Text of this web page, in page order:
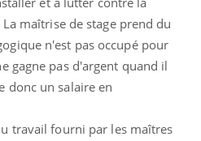
maîtrise de stage prend du
n'est pas occupé pour
gagne pas d'argent quand il
donc un salaire en
travail fourni par les maîtres